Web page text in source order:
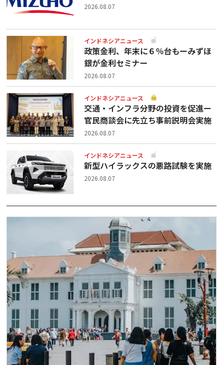
2026.08.07
インドネシアニュース
政策金利、年末に６％台もーみずほ
銀が金利セミナー
2026.08.07
インドネシアニュース
交通・インフラ分野の投資を促進ー
官民商談会に先立ち事前説明会実施
2026.08.07
インドネシアニュース
新型ハイラックスの悪路試験を実施
2026.08.07